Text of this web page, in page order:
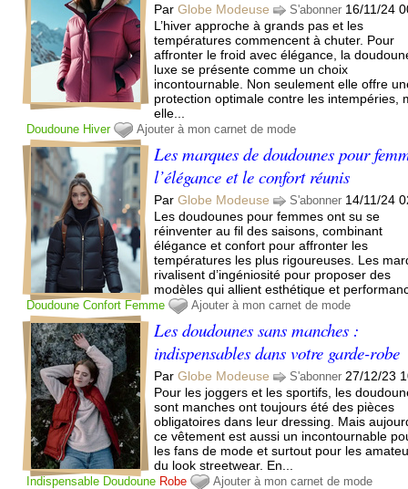
ParGlobe Modeuse S'abonner 16/11/24
L’hiver approche à grands pas et les
températures commencent à chuter. Pour
affronter le froid avec élégance, la
luxe se présente comme un choix
incontournable. Non seulement elle offre
protection optimale contre les intempéries,
elle...
Doudoune Hiver Ajouter à mon carnet de mode
Les marques de doudounes pour
l’élégance et le confort réunis
ParGlobe Modeuse S'abonner 14/11/24
Les doudounes pour femmes ont su se
réinventer au fil des saisons, combinant
élégance et confort pour affronter les
températures les plus rigoureuses. Les
rivalisent d’ingéniosité pour proposer des
modèles qui allient esthétique et
Doudoune Confort Femme Ajouter à mon carnet de mode
Les doudounes sans manches :
indispensables dans votre garde-robe
ParGlobe Modeuse S'abonner 27/12/23
Pour les joggers et les sportifs, les
sont manches ont toujours été des pièces
obligatoires dans leur dressing. Mais
ce vêtement est aussi un incontournable
les fans de mode et surtout pour les
du look streetwear. En...
Indispensable Doudoune Robe Ajouter à mon carnet de mode